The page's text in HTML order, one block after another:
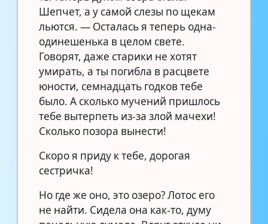
Шепчет, а у самой слезы по щекам
льются. — Осталась я теперь одна-
одинешенька в целом свете.
Говорят, даже старики не хотят
умирать, а ты погибла в расцвете
юности, семнадцать годков тебе
было. А сколько мучений пришлось
тебе вытерпеть из-за злой мачехи!
Сколько позора вынести!
Скоро я приду к тебе, дорогая
сестричка!
Но где же оно, это озеро? Лотос его
не найти. Сидела она как-то, думу